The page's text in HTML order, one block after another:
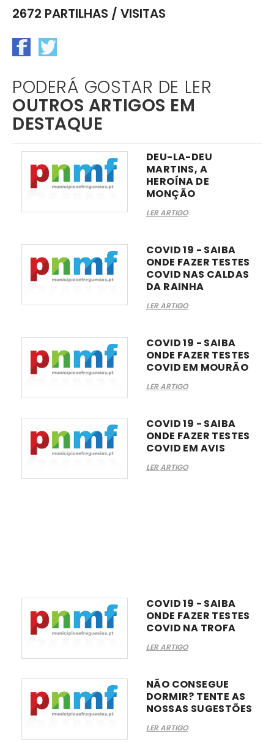
2672 PARTILHAS / VISITAS
PODERÁ GOSTAR DE LER
OUTROS ARTIGOS EM
DESTAQUE
DEU-LA-DEU
MARTINS, A
HEROÍNA DE
MONÇÃO
LER ARTIGO
COVID 19 - SAIBA
ONDE FAZER TESTES
COVID NAS CALDAS
DA RAINHA
LER ARTIGO
COVID 19 - SAIBA
ONDE FAZER TESTES
COVID EM MOURÃO
LER ARTIGO
COVID 19 - SAIBA
ONDE FAZER TESTES
COVID EM AVIS
LER ARTIGO
COVID 19 - SAIBA
ONDE FAZER TESTES
COVID NA TROFA
LER ARTIGO
NÃO CONSEGUE
DORMIR? TENTE AS
NOSSAS SUGESTÕES
LER ARTIGO